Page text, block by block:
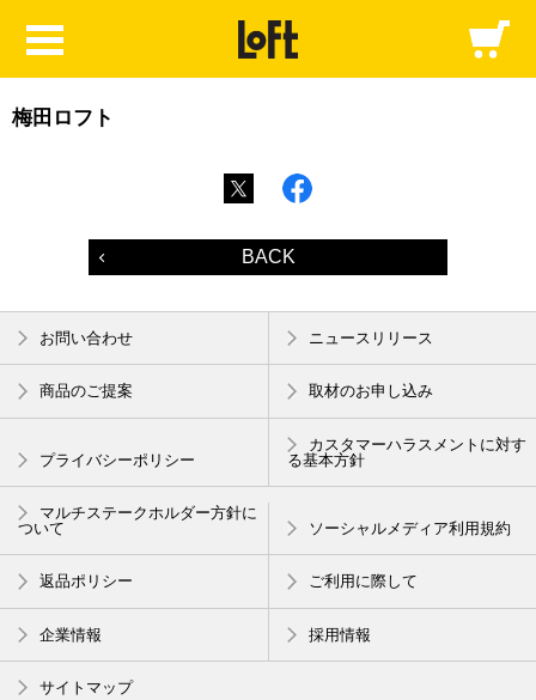
梅田ロフト
BACK
お問い合わせ ニュースリリース
商品のご提案 取材のお申し込み
プライバシーポリシー
カスタマーハラスメントに対す
る基本方針
マルチステークホルダー方針に
ついて
ソーシャルメディア利用規約
返品ポリシー ご利用に際して
企業情報 採用情報
サイトマップ